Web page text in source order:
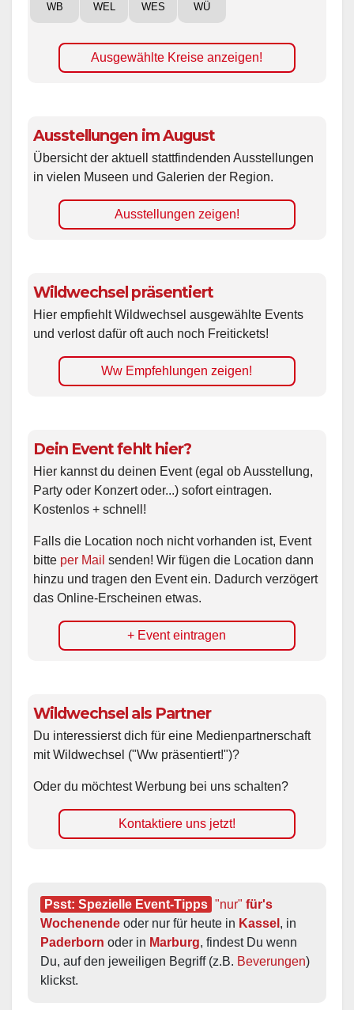
WB WEL WES WÜ
Ausgewählte Kreise anzeigen!
Ausstellungen im August
Übersicht der aktuell stattfindenden Ausstellungen
in vielen Museen und Galerien der Region.
Ausstellungen zeigen!
Wildwechsel präsentiert
Hier empfiehlt Wildwechsel ausgewählte Events
und verlost dafür oft auch noch Freitickets!
Ww Empfehlungen zeigen!
Dein Event fehlt hier?
Hier kannst du deinen Event (egal ob Ausstellung,
Party oder Konzert oder...) sofort eintragen.
Kostenlos + schnell!
Falls die Location noch nicht vorhanden ist, Event
bitte per Mail senden! Wir fügen die Location dann
hinzu und tragen den Event ein. Dadurch verzögert
das Online-Erscheinen etwas.
+ Event eintragen
Wildwechsel als Partner
Du interessierst dich für eine Medienpartnerschaft
mit Wildwechsel ("Ww präsentiert!")?
Oder du möchtest Werbung bei uns schalten?
Kontaktiere uns jetzt!
Psst: Spezielle Event-Tipps "nur" für's
Wochenende oder nur für heute in Kassel
Paderborn oder in Marburg, findest Du wenn
Du, auf den jeweiligen Begriff (z.B. Beverungen)
klickst.